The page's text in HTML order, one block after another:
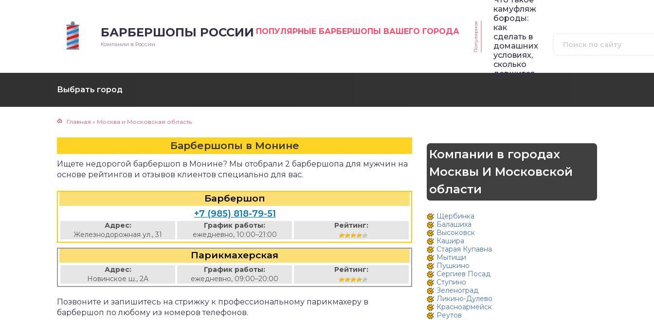
БАРБЕРШОПЫ РОССИИ ПОПУЛЯРНЫЕ БАРБЕРШОПЫ ВАШЕГО ГОРОДА
Компании в России Популярное
камуфляж
бороды:
как
сделать в
домашних
условиях,
сколько
держится
Выбрать город
Главная » Москва и Московская область
Барбершопы в Монине
Ищете недорогой барбершоп в Монине? Мы отобрали 2 барбершопа для мужчин на
основе рейтингов и отзывов клиентов специально для вас.
Барбершоп
+7 (985) 818-79-51
Адрес:
Железнодорожная ул., 31
График работы:
ежедневно, 10:00–21:00
Рейтинг:
Парикмахерская
Адрес:
Новинское ш., 2А
График работы:
ежедневно, 09:00–20:00
Рейтинг:
Позвоните и запишитесь на стрижку к профессиональному парикмахеру в
барбершоп по любому из номеров телефонов.
Компании в городах
Москвы И Московской
области
Щербинка
Балашиха
Высоковск
Кашира
Старая Купавна
Мытищи
Пушкино
Сергиев Посад
Ступино
Зеленоград
Ликино-Дулево
Красноармейск
Реутов